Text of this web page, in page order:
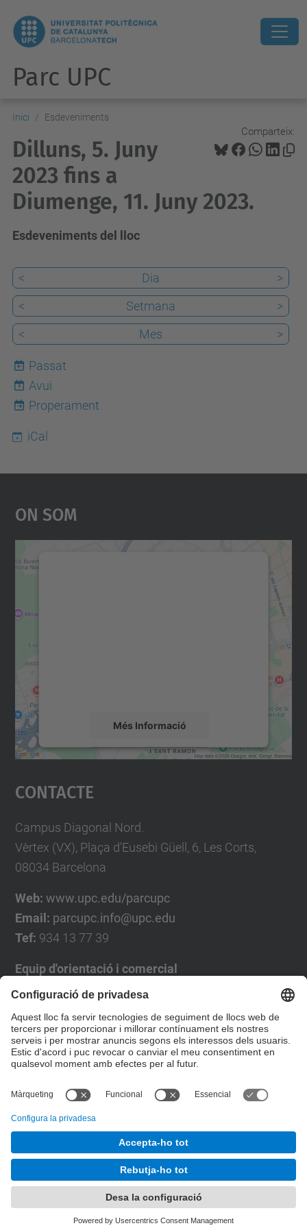
Parc UPC
Inici Esdeveniments
Comparteix:
Dilluns, 5. Juny
2023 fins a
Diumenge, 11. Juny 2023.
Esdeveniments del lloc
< Dia
>
<
Setmana
>
<
Mes >
Passat
9
Avui
Properament
iCal
On Som
Més Informació
Accepta
powered by
Contacte
Campus Diagonal Nord.
Vèrtex (VX), Plaça d'Eusebi Güell, 6, Les Corts,
08034 Barcelona
Web: www.upc.edu/parcupc
Email: parcupc.info@upc.edu
Tef: 934 13 77 39
Equip d'orientació i comercial
José Luís Grande
Tel. 93 4137194
jose.luis.grande@upc.edu
Formulari de contacte
Desenvolupat amb